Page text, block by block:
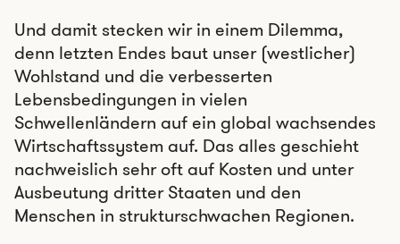
Und damit stecken wir in einem Dilemma,
denn letzten Endes baut unser (westlicher)
Wohlstand und die verbesserten
Lebensbedingungen in vielen
Schwellenländern auf ein global wachsendes
Wirtschaftssystem auf. Das alles geschieht
nachweislich sehr oft auf Kosten und unter
Ausbeutung dritter Staaten und den
Menschen in strukturschwachen Regionen.